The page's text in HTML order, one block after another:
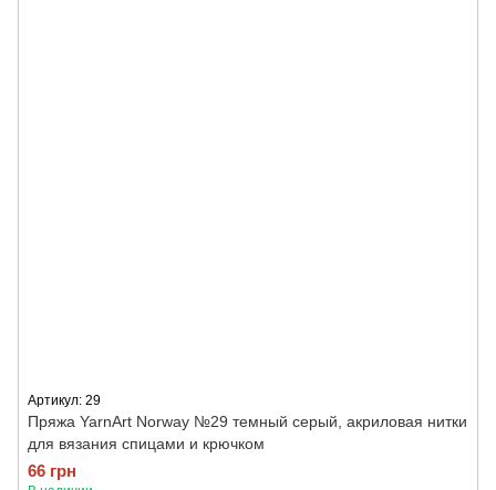
Артикул: 29
Пряжа YarnArt Norway №29 темный серый, акриловая нитки
для вязания спицами и крючком
66 грн